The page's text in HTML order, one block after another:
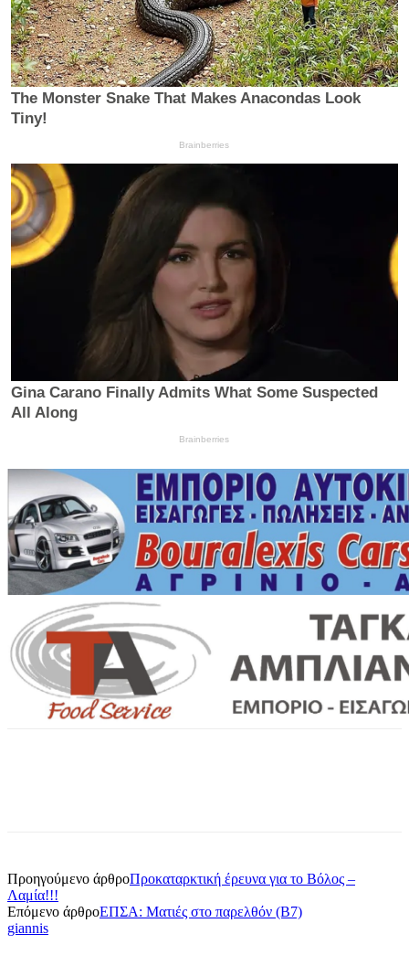
Προηγούμενο άρθροΠροκαταρκτική έρευνα για το Βόλος –
Λαμία!!!
Επόμενο άρθροΕΠΣΑ: Ματιές στο παρελθόν (Β7)
giannis